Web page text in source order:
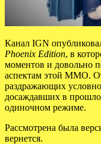
Канал IGN
Phoenix Edition, в
моментов и довольно
аспектам этой MMO.
раздражающих
досаждавших в
одиночном режиме.
Рассмотрена была
вернется.